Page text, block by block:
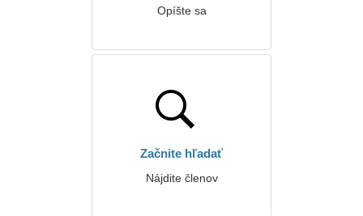
Opíšte sa
Začnite hľadať
Nájdite členov